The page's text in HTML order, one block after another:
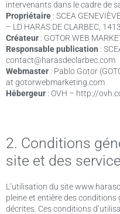
intervenants dans le cadre de
Propriétaire : SCEA
– LD HARAS DE CLARBEC,
Créateur : GOTOR WEB
Responsable publication :
contact@harasdeclarbec.com
Webmaster : Pablo Gotor
at gotorwebmarketing.com
Hébergeur : OVH – http://
2. Conditions
site et des
L’utilisation du site
pleine et entière des
décrites. Ces conditions